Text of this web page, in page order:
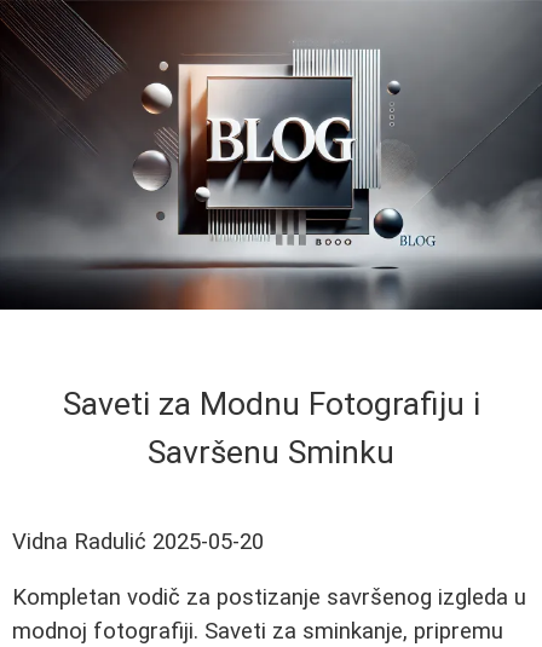
Saveti za Modnu Fotografiju i
Savršenu Sminku
Vidna Radulić 2025-05-20
Kompletan vodič za postizanje savršenog izgleda u
modnoj fotografiji. Saveti za sminkanje, pripremu